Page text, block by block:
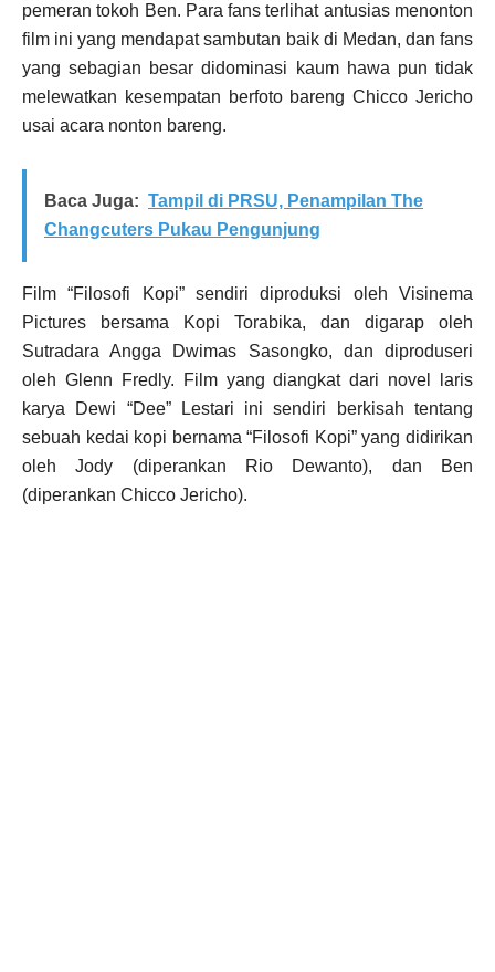
pemeran tokoh Ben. Para fans terlihat antusias menonton
film ini yang mendapat sambutan baik di Medan, dan fans
yang sebagian besar didominasi kaum hawa pun tidak
melewatkan kesempatan berfoto bareng Chicco Jericho
usai acara nonton bareng.
Baca Juga: Tampil di PRSU, Penampilan The
Changcuters Pukau Pengunjung
Film “Filosofi Kopi” sendiri diproduksi oleh Visinema
Pictures bersama Kopi Torabika, dan digarap oleh
Sutradara Angga Dwimas Sasongko, dan diproduseri
oleh Glenn Fredly. Film yang diangkat dari novel laris
karya Dewi “Dee” Lestari ini sendiri berkisah tentang
sebuah kedai kopi bernama “Filosofi Kopi” yang didirikan
oleh Jody (diperankan Rio Dewanto), dan Ben
(diperankan Chicco Jericho).